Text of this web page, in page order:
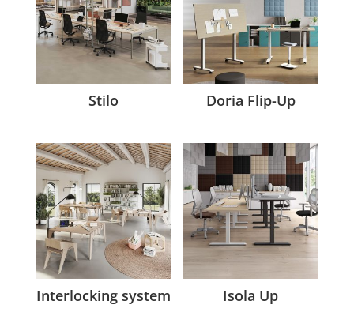
Stilo Doria Flip-Up
Interlocking system Isola Up